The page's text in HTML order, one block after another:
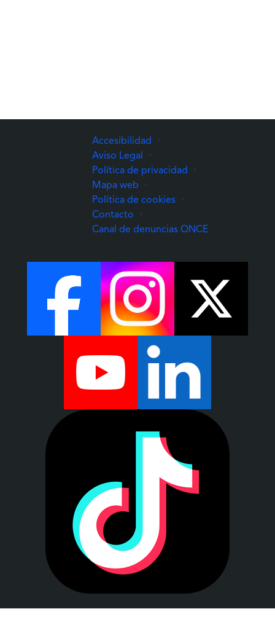
Accesibilidad
Aviso Legal
Política de privacidad
Mapa web
Política de cookies
Contacto
Canal de denuncias ONCE(Abre una